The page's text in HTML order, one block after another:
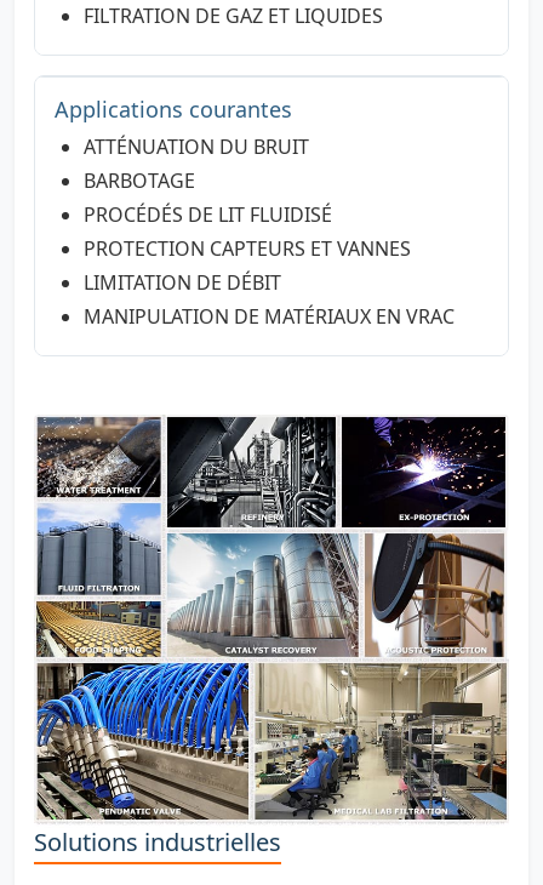
FILTRATION DE GAZ ET LIQUIDES
Applications courantes
ATTÉNUATION DU BRUIT
BARBOTAGE
PROCÉDÉS DE LIT FLUIDISÉ
PROTECTION CAPTEURS ET VANNES
LIMITATION DE DÉBIT
MANIPULATION DE MATÉRIAUX EN VRAC
Solutions industrielles